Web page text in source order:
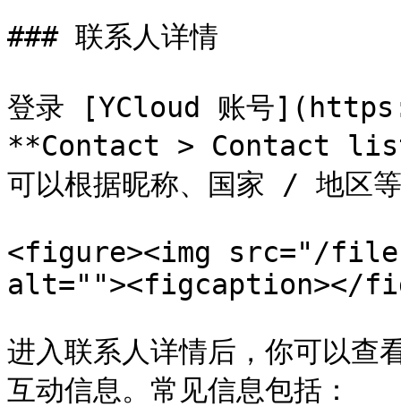
### 联系人详情
登录 [YCloud 账号
**Contact > Contact list**
可以根据昵称、国家 / 地区
<figure><img src="/files/
alt=""><figcaption></
进入联系人详情后，你可以查
互动信息。常见信息包括：